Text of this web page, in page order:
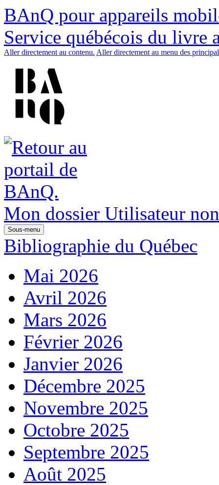
BAnQ pour appareils
Service québécois du livre
Aller directement au contenu. Aller directement au menu des
Mon dossier Utilisateur
Sous-menu
Bibliographie du Québec
Mai 2026
Avril 2026
Mars 2026
Février 2026
Janvier 2026
Décembre 2025
Novembre 2025
Octobre 2025
Septembre 2025
Août 2025